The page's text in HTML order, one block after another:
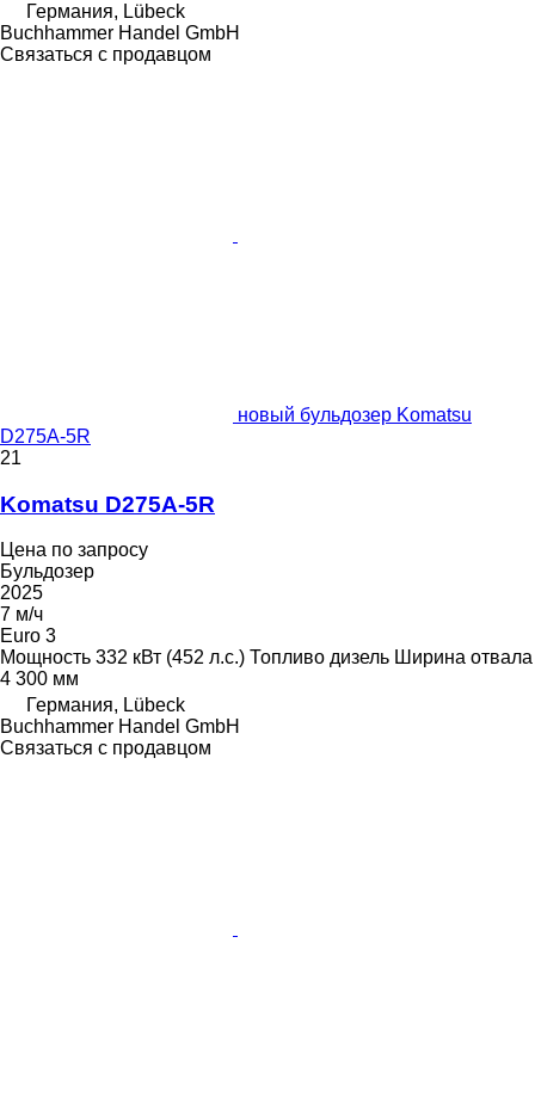
Германия, Lübeck
Buchhammer Handel GmbH
Связаться с продавцом
новый бульдозер Komatsu
D275A-5R
21
Komatsu D275A-5R
Цена по запросу
Бульдозер
2025
7 м/ч
Euro 3
Мощность 332 кВт (452 л.с.) Топливо дизель Ширина отвала
4 300 мм
Германия, Lübeck
Buchhammer Handel GmbH
Связаться с продавцом